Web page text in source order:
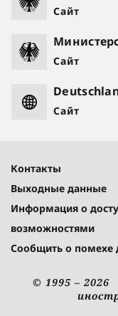
Сайт
Сайт
Сайт
Контакты
Выходные данные
Информация о
возможностями
Сообщить о помехе
© 1995 –